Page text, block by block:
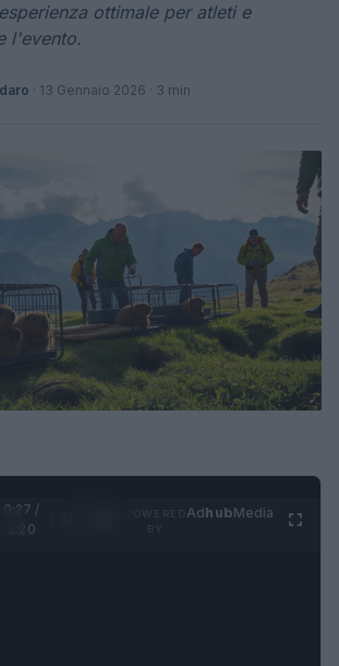
ottimale per atleti e
l'evento.
· 13 Gennaio 2026 · 3 min
0:28 /
1:20
AdhubMedia